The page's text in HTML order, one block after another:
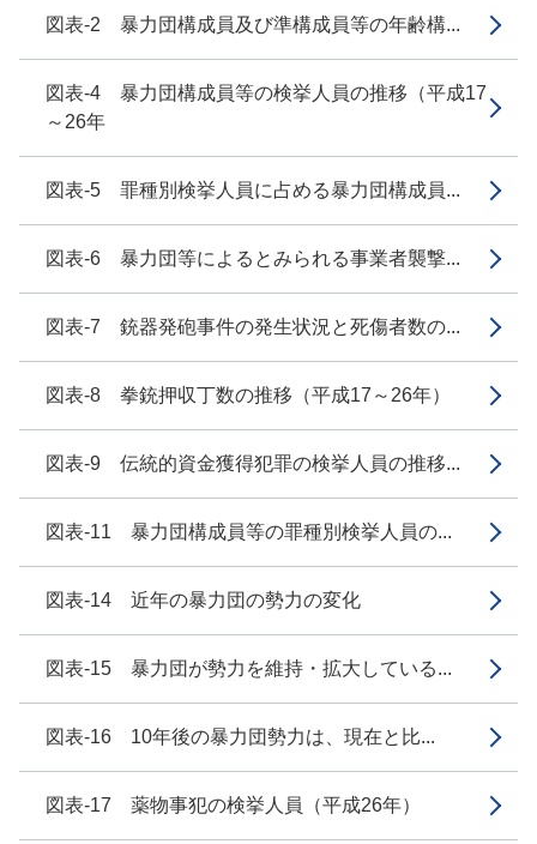
図表-2 暴力団構成員及び準構成員等の年齢構...
図表-4 暴力団構成員等の検挙人員の推移（平成17
～26年
図表-5 罪種別検挙人員に占める暴力団構成員...
図表-6 暴力団等によるとみられる事業者襲撃...
図表-7 銃器発砲事件の発生状況と死傷者数の...
図表-8 拳銃押収丁数の推移（平成17～26年）
図表-9 伝統的資金獲得犯罪の検挙人員の推移...
図表-11 暴力団構成員等の罪種別検挙人員の...
図表-14 近年の暴力団の勢力の変化
図表-15 暴力団が勢力を維持・拡大している...
図表-16 10年後の暴力団勢力は、現在と比...
図表-17 薬物事犯の検挙人員（平成26年）